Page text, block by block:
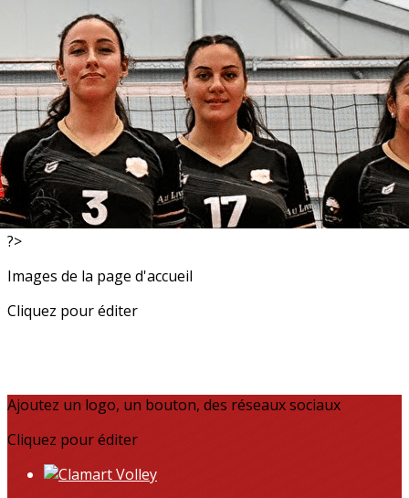
Exporter les lignes sélectionnées
Exporter toutes les colonnes
Exporter uniquement les colonnes affichées
Menu
<
Resultats
Actualités
?>
Images de la page d'accueil
Cliquez pour éditer
Ajoutez un logo, un bouton, des réseaux sociaux
Cliquez pour éditer